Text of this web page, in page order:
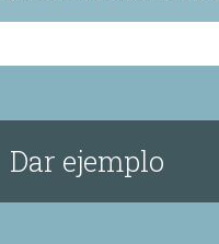
Dar ejemplo